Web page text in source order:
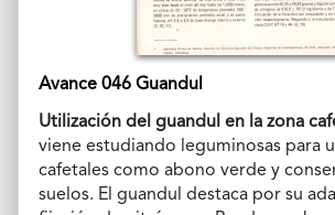
Avance 046 Guandul
Utilización del guandul en la zona
viene estudiando leguminosas para
cafetales como abono verde y
suelos. El guandul destaca por su